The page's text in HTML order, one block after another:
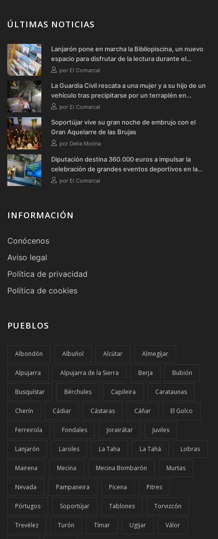
ÚLTIMAS NOTICIAS
Lanjarón pone en marcha la Bibliopiscina, un nuevo
espacio para disfrutar de la lectura durante el
verano
por El Comarcal
La Guardia Civil rescata a una mujer y a su hijo de un
vehículo tras precipitarse por un terraplén en
Soportújar
por El Comarcal
Soportújar vive su gran noche de embrujo con el
Gran Aquelarre de las Brujas
por Delia Molina
Diputación destina 360.000 euros a impulsar la
celebración de grandes eventos deportivos en la
provincia durante 2026
por El Comarcal
INFORMACIÓN
Conócenos
Aviso legal
Política de privacidad
Política de cookies
PUEBLOS
Albondón Albuñol Alcútar Almegíjar
Alpujarra Alpujarra de la Sierra Berja Bubión
Busquístar Bérchules Capileira Carataunas
Cherín Cádiar Cástaras Cáñar El Golco
Ferreirola Fondales Jorairátar Juviles
Lanjarón Laroles La Taha La Tahá Lobras
Mairena Mecina Mecina Bombarón Murtas
Nevada Pampaneira Picena Pitres
Pórtugos Soportújar Tablones Torvizcón
Trevélez Turón Tímar Ugíjar Válor